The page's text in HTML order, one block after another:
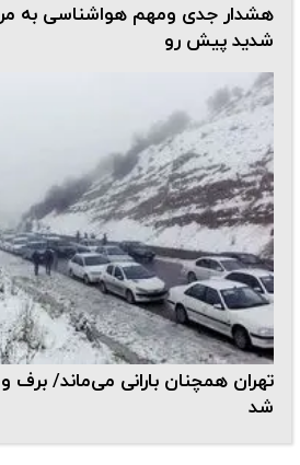
هشدار جدی ومهم هواشناسی به
شدید پیش رو
شد